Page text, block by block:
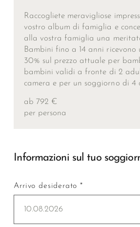
Raccogliete meravigliose
vostro album di famiglia e
alla vostra famiglia una
Bambini fino a 14 anni ricevono
30% sul prezzo attuale per
bambini validi a fronte di 2
camera e per un soggiorno di 4
ab 792 €
per persona
Informazioni sul tuo
Arrivo desiderato *
10.08.2026